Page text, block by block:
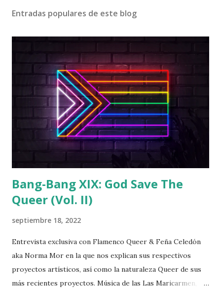
Entradas populares de este blog
Bang-Bang XIX: God Save The
Queer (Vol. II)
septiembre 18, 2022
Entrevista exclusiva con Flamenco Queer & Feña Celedón
aka Norma Mor en la que nos explican sus respectivos
proyectos artísticos, así como la naturaleza Queer de sus
más recientes proyectos. Música de las Las Maricarmen,